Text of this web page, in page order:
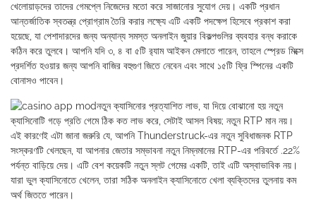
খেলোয়াড়দের তাদের গেমপ্লে নিজেদের মতো করে সাজানোর সুযোগ দেয়। একটি প্রধান
আন্তর্জাতিক স্বতন্ত্র প্রোগ্রাম তৈরি করার লক্ষ্যে এটি একটি পদক্ষেপ হিসেবে প্রকাশ করা
হয়েছে, যা পেশাদারদের জন্য অন্যান্য সমস্ত অনলাইন জুয়ার বিকল্পগুলির ব্যবহার বন্ধ করাকে
কঠিন করে তুলবে। আপনি যদি ৩, ৪ বা ৫টি র‍্যাম আইকন মেলাতে পারেন, তাহলে স্প্রেড মিক্সে
প্রদর্শিত হওয়ার জন্য আপনি বাজির বহুগুণ জিতে নেবেন এবং সাথে ১৫টি ফ্রি স্পিনের একটি
বোনাসও পাবেন।
নতুন ক্যাসিনোর প্রত্যাশিত লাভ, যা দিয়ে বোঝানো হয় নতুন
ক্যাসিনোটি গড়ে প্রতি গেমে ঠিক কত লাভ করে, সেটাই আসল বিষয়; নতুন RTP মান নয়।
এই কারণেই এটা জানা জরুরি যে, আপনি Thunderstruck-এর নতুন সুবিধাজনক RTP
সংস্করণটি খেলছেন, যা আপনার জেতার সম্ভাবনা নতুন নিম্নমানের RTP-এর পরিবর্তে .22%
পর্যন্ত বাড়িয়ে দেয়। এটি বেশ কয়েকটি নতুন স্লট গেমের একটি, তাই এটি অস্বাভাবিক নয়।
যারা ভুল ক্যাসিনোতে খেলেন, তারা সঠিক অনলাইন ক্যাসিনোতে খেলা ব্যক্তিদের তুলনায় কম
অর্থ জিততে পারেন।